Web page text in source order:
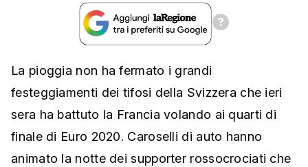
La pioggia non ha fermato i grandi
festeggiamenti dei tifosi della Svizzera che ieri
sera ha battuto la Francia volando ai quarti di
finale di Euro 2020. Caroselli di auto hanno
animato la notte dei supporter rossocrociati che